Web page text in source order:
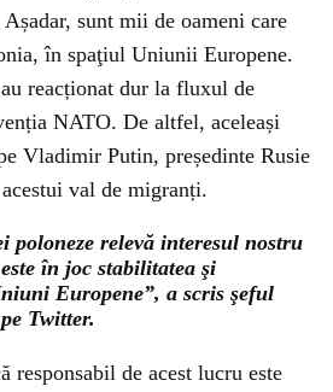
sunt mii de oameni care
în spaţiul Uniunii Europene.
reacționat dur la fluxul de
NATO. De altfel, aceleași
Vladimir Putin, președinte Rusie
val de migranți.
poloneze relevă interesul nostru
în joc stabilitatea şi
Europene”, a scris şeful
Twitter.
responsabil de acest lucru este